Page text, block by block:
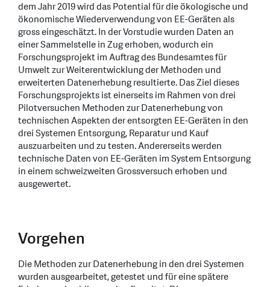
dem Jahr 2019 wird das Potential für die ökologische und
ökonomische Wiederverwendung von EE-Geräten als
gross eingeschätzt. In der Vorstudie wurden Daten an
einer Sammelstelle in Zug erhoben, wodurch ein
Forschungsprojekt im Auftrag des Bundesamtes für
Umwelt zur Weiterentwicklung der Methoden und
erweiterten Datenerhebung resultierte. Das Ziel dieses
Forschungsprojekts ist einerseits im Rahmen von drei
Pilotversuchen Methoden zur Datenerhebung von
technischen Aspekten der entsorgten EE-Geräten in den
drei Systemen Entsorgung, Reparatur und Kauf
auszuarbeiten und zu testen. Andererseits werden
technische Daten von EE-Geräten im System Entsorgung
in einem schweizweiten Grossversuch erhoben und
ausgewertet.
Vorgehen
Die Methoden zur Datenerhebung in den drei Systemen
wurden ausgearbeitet, getestet und für eine spätere